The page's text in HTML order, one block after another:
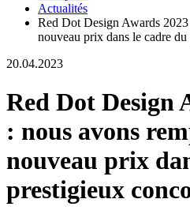
Actualités
Red Dot Design Awards
nouveau prix dans le cadre
20.04.2023
Red Dot Design
: nous avons
nouveau prix
prestigieux